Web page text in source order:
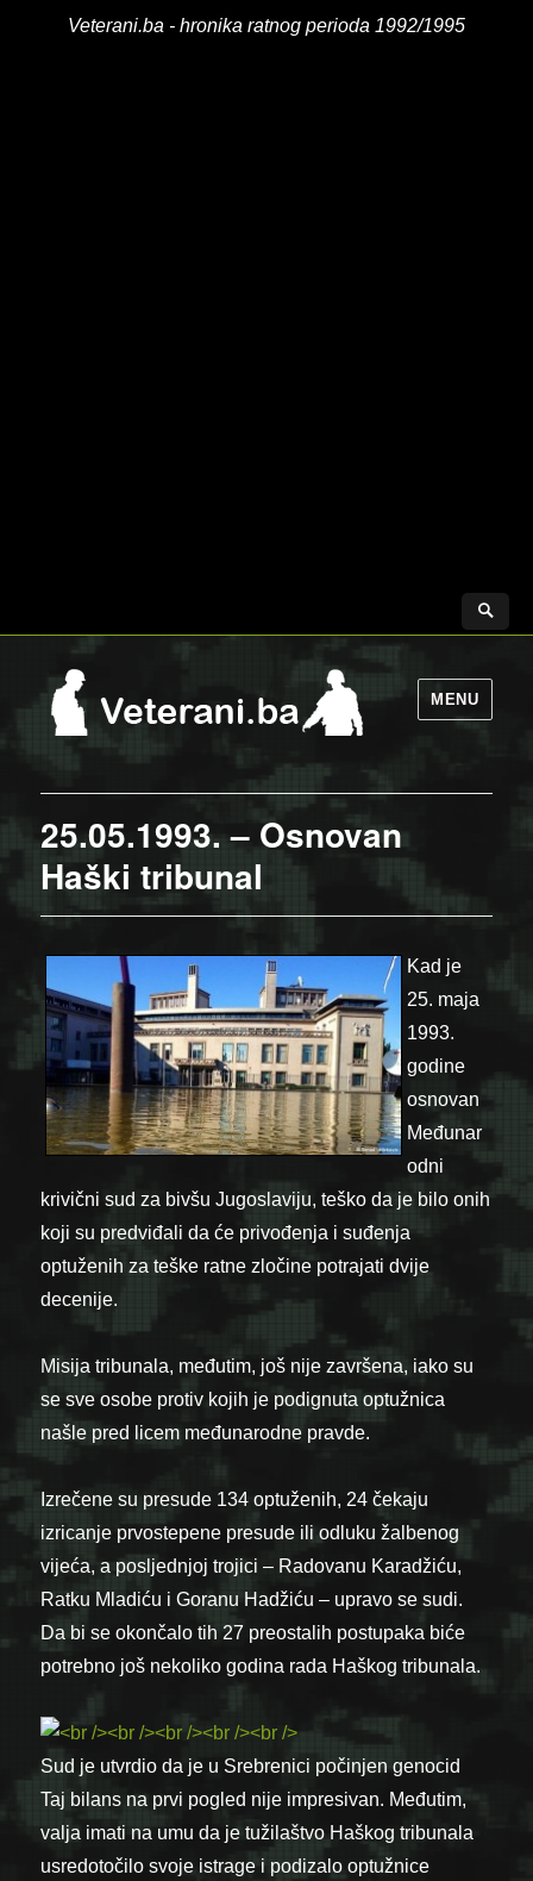
Veterani.ba - hronika ratnog perioda 1992/1995
MENU
25.05.1993. – Osnovan
Haški tribunal
Kad je
25. maja
1993.
godine
osnovan
Međunar
odni
krivični sud za bivšu Jugoslaviju, teško da je bilo onih
koji su predviđali da će privođenja i suđenja
optuženih za teške ratne zločine potrajati dvije
decenije.
Misija tribunala, međutim, još nije završena, iako su
se sve osobe protiv kojih je podignuta optužnica
našle pred licem međunarodne pravde.
Izrečene su presude 134 optuženih, 24 čekaju
izricanje prvostepene presude ili odluku žalbenog
vijeća, a posljednjoj trojici – Radovanu Karadžiću,
Ratku Mladiću i Goranu Hadžiću – upravo se sudi.
Da bi se okončalo tih 27 preostalih postupaka biće
potrebno još nekoliko godina rada Haškog tribunala.
Sud je utvrdio da je u Srebrenici počinjen genocid
Taj bilans na prvi pogled nije impresivan. Međutim,
valja imati na umu da je tužilaštvo Haškog tribunala
usredotočilo svoje istrage i podizalo optužnice